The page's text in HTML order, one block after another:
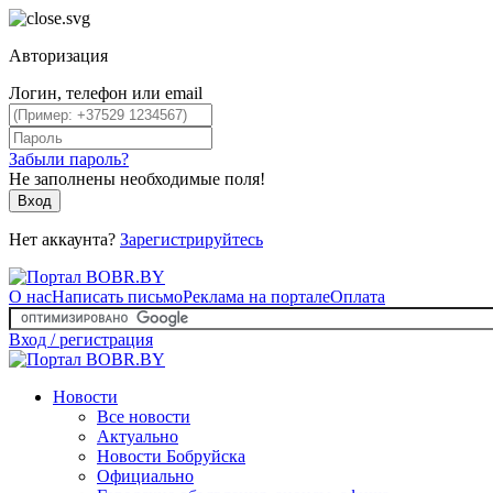
Авторизация
Логин, телефон или email
Забыли пароль?
Не заполнены необходимые поля!
Вход
Нет аккаунта? Зарегистрируйтесь
О насНаписать письмоРеклама на порталеОплата
Вход / регистрация
Новости
Все новости
Актуально
Новости Бобруйска
Официально